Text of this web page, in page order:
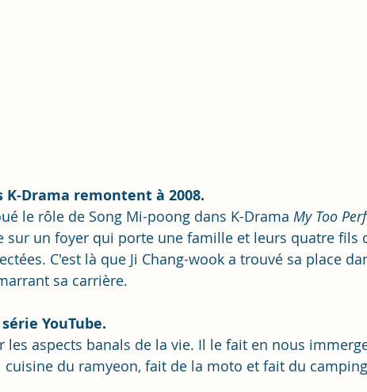
Drama remontent à 2008.
le rôle de Song Mi-poong dans K-Drama My Too
sur un foyer qui porte une famille et leurs quatre fils
C'est là que Ji Chang-wook a trouvé sa place
sa carrière.
YouTube.
les aspects banals de la vie. Il le fait en nous
du ramyeon, fait de la moto et fait du